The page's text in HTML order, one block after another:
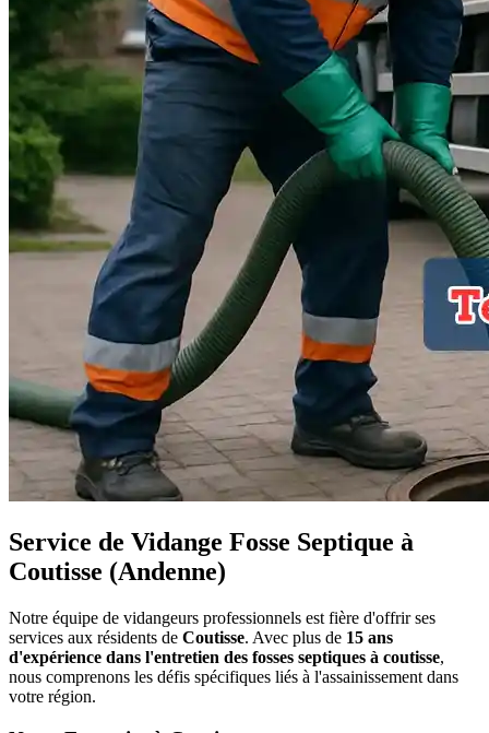
Service de Vidange Fosse Septique à
Coutisse (Andenne)
Notre équipe de vidangeurs professionnels est fière d'offrir ses
services aux résidents de Coutisse. Avec plus de 15 ans
d'expérience dans l'entretien des fosses septiques à coutisse,
nous comprenons les défis spécifiques liés à l'assainissement dans
votre région.